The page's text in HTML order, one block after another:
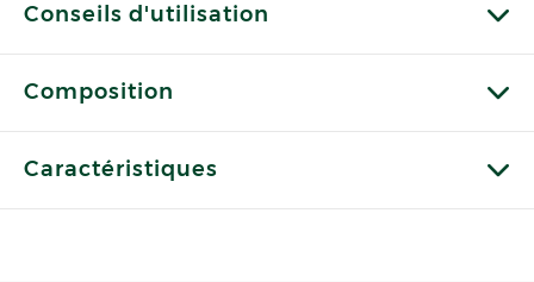
Conseils d'utilisation
Composition
Caractéristiques